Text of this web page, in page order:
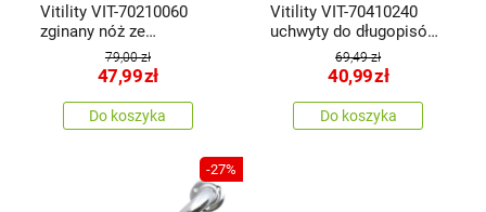
Vitility VIT-70210060
zginany nóż ze
wzmocnioną rączką
79,00 zł
47,99zł
Do koszyka
Vitility VIT-70410240
uchwyty do długopisów,
piankowe69,49 zł
40,99zł
Do koszyka
-27%